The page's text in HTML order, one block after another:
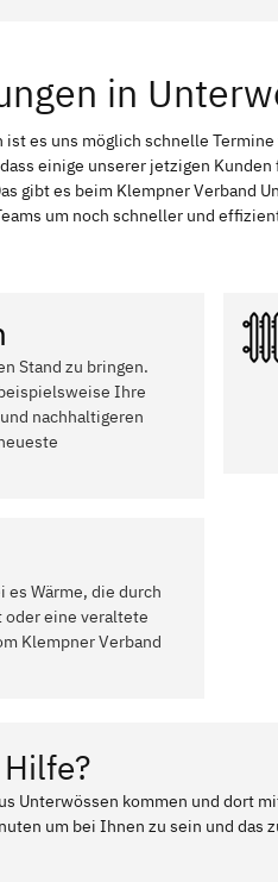
in
es uns möglich schnelle
einige unserer jetzigen
gibt es beim Klempner Verband
um noch schneller und
Stand zu bringen.
Ihre
nachhaltigeren
es Wärme, die durch
eine veraltete
Klempner Verband
Unterwössen kommen und dort
um bei Ihnen zu sein und das